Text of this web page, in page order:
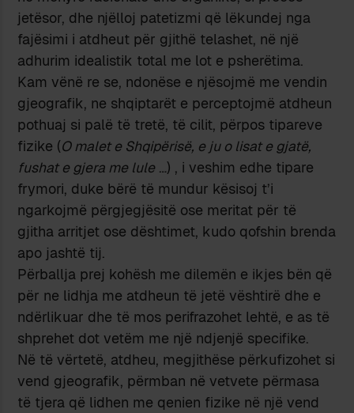
jetësor, dhe njëlloj patetizmi që lëkundej nga
fajësimi i atdheut për gjithë telashet, në një
adhurim idealistik total me lot e psherëtima.
Kam vënë re se, ndonëse e njësojmë me vendin
gjeografik, ne shqiptarët e perceptojmë atdheun
pothuaj si palë të tretë, të cilit, përpos tipareve
fizike (O malet e Shqipërisë, e ju o lisat e gjatë,
fushat e gjera me lule …) , i veshim edhe tipare
frymori, duke bërë të mundur kësisoj t’i
ngarkojmë përgjegjësitë ose meritat për të
gjitha arritjet ose dështimet, kudo qofshin brenda
apo jashtë tij.
Përballja prej kohësh me dilemën e ikjes bën që
për ne lidhja me atdheun të jetë vështirë dhe e
ndërlikuar dhe të mos perifrazohet lehtë, e as të
shprehet dot vetëm me një ndjenjë specifike.
Në të vërtetë, atdheu, megjithëse përkufizohet si
vend gjeografik, përmban në vetvete përmasa
të tjera që lidhen me qenien fizike në një vend